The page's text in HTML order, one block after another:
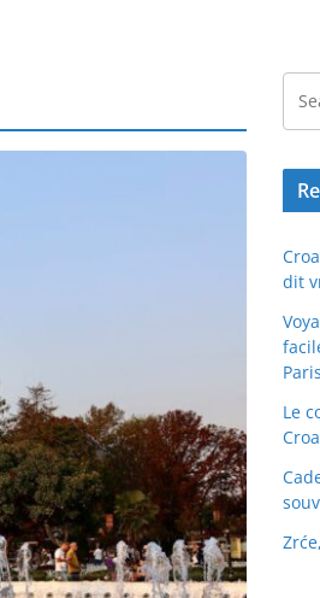
dit
Le